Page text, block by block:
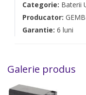
Categorie: Baterii
Producator:
Garantie: 6 luni
Galerie produs